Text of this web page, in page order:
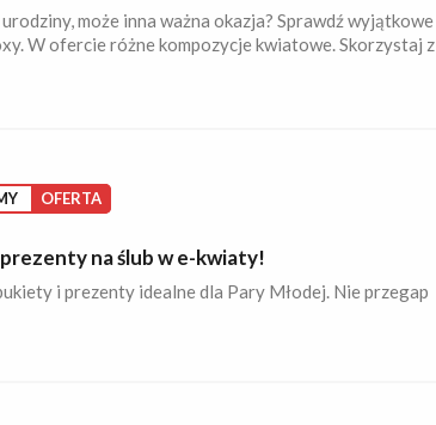
może inna ważna okazja? Sprawdź wyjątkowe
W ofercie różne kompozycje kwiatowe. Skorzystaj z
OFERTA
na ślub w e-kwiaty!
i prezenty idealne dla Pary Młodej. Nie przegap